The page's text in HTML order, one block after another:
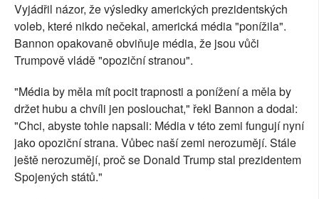
Vyjádřil názor, že výsledky amerických prezidentských
voleb, které nikdo nečekal, americká média "ponížila".
Bannon opakovaně obviňuje média, že jsou vůči
Trumpově vládě "opoziční stranou".
"Média by měla mít pocit trapnosti a ponížení a měla by
držet hubu a chvíli jen poslouchat," řekl Bannon a dodal:
"Chci, abyste tohle napsali: Média v této zemi fungují nyní
jako opoziční strana. Vůbec naší zemi nerozumějí. Stále
ještě nerozumějí, proč se Donald Trump stal prezidentem
Spojených států."